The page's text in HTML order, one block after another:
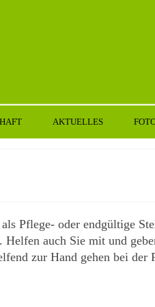
AKTUELLES
Pflege- oder endgültige
auch Sie mit und
zur Hand gehen bei der